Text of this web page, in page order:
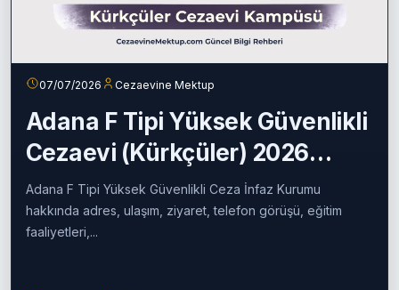
07/07/2026 Cezaevine Mektup
Adana F Tipi Yüksek Güvenlikli
Cezaevi (Kürkçüler) 2026
Rehberi
Adana F Tipi Yüksek Güvenlikli Ceza İnfaz Kurumu
hakkında adres, ulaşım, ziyaret, telefon görüşü, eğitim
faaliyetleri,...